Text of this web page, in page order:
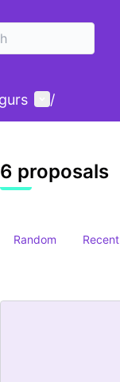
User menu
/
6 proposals
Random Recent